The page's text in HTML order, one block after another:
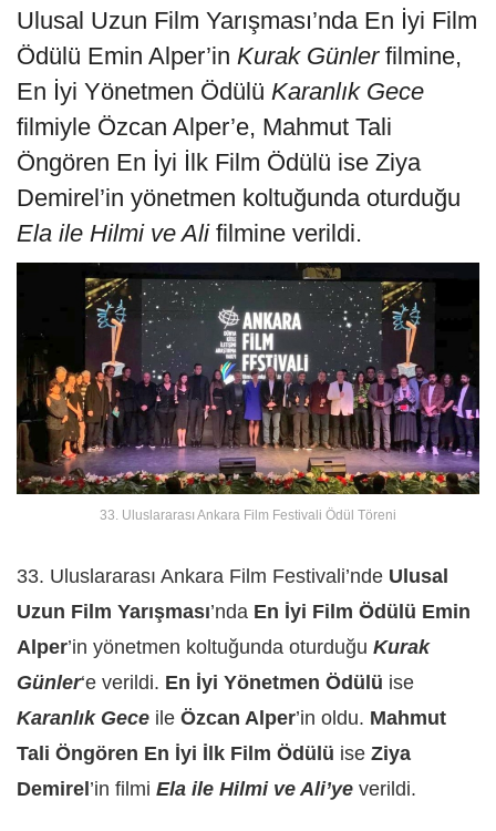
Ulusal Uzun Film Yarışması’nda En İyi Film
Ödülü Emin Alper’in Kurak Günlerfilmine,
En İyi Yönetmen Ödülü Karanlık Gece
filmiyle Özcan Alper’e, Mahmut Tali
Öngören En İyi İlk Film Ödülü ise Ziya
Demirel’in yönetmen koltuğunda oturduğu
Ela ile Hilmi ve Alifilmine verildi.
33. Uluslararası Ankara Film Festivali Ödül Töreni
33. Uluslararası Ankara Film Festivali’nde Ulusal
Uzun Film Yarışması’nda En İyi Film Ödülü Emin
Alper’in yönetmen koltuğunda oturduğu Kurak
Günler‘e verildi. En İyi Yönetmen Ödülü ise
Karanlık Gece ile Özcan Alper’in oldu. Mahmut
Tali Öngören En İyi İlk Film Ödülü ise Ziya
Demirel’in filmi Ela ile Hilmi ve Ali’ye verildi.